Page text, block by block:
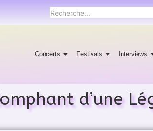
Concerts Festivals Interviews
d’une